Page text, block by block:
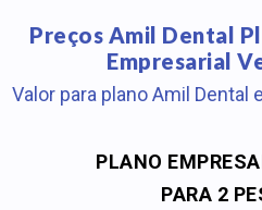
Preços Amil Dental
Empresarial
Valor para plano Amil Dental
PLANO
PARA 2